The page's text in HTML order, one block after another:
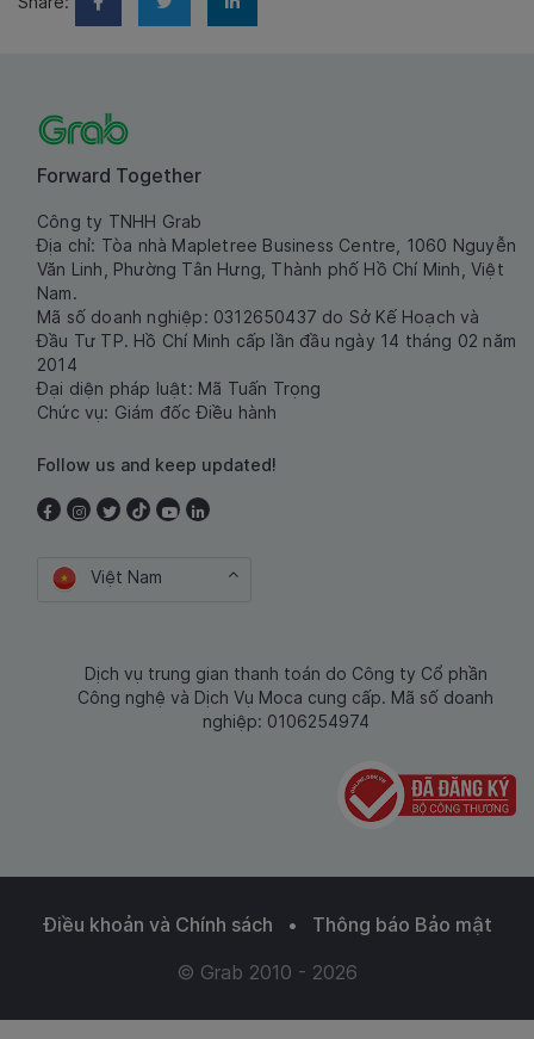
Forward Together
Công ty TNHH Grab
Địa chỉ: Tòa nhà Mapletree Business Centre, 1060 Nguyễn
Văn Linh, Phường Tân Hưng, Thành phố Hồ Chí Minh, Việt
Nam.
Mã số doanh nghiệp: 0312650437 do Sở Kế Hoạch và
Đầu Tư TP. Hồ Chí Minh cấp lần đầu ngày 14 tháng 02 năm
2014
Đại diện pháp luật: Mã Tuấn Trọng
Chức vụ: Giám đốc Điều hành
Follow us and keep updated!
Việt Nam
Dịch vụ trung gian thanh toán do Công ty Cổ phần
Công nghệ và Dịch Vụ Moca cung cấp. Mã số doanh
nghiệp: 0106254974
Điều khoản và Chính sách •
Thông báo Bảo mật
© Grab 2010 - 2026